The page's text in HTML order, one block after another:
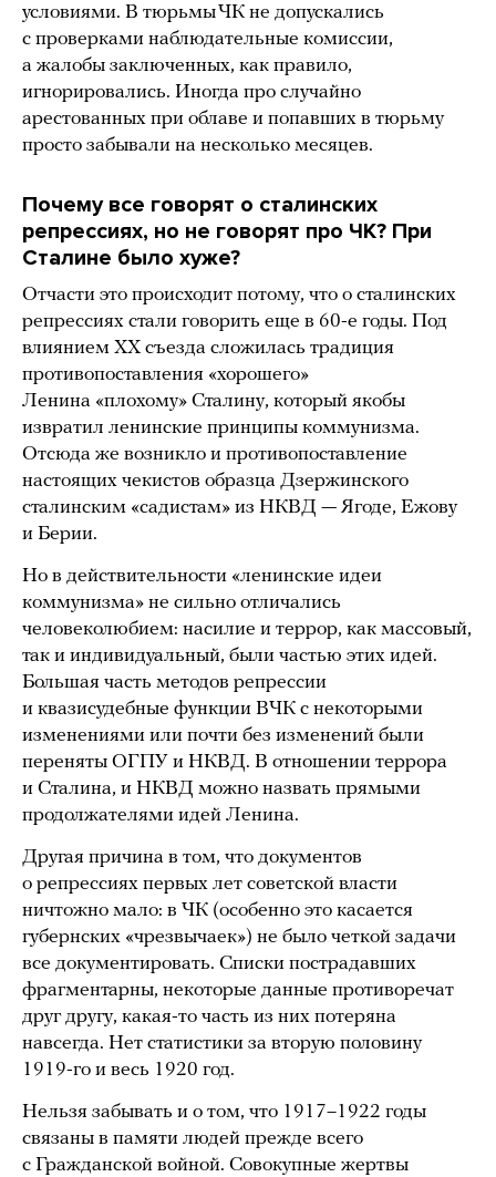
условиями. В тюрьмы ЧК не допускались
с проверками наблюдательные комиссии,
а жалобы заключенных, как правило,
игнорировались. Иногда про случайно
арестованных при облаве и попавших в тюрьму
просто забывали на несколько месяцев.
Почему все говорят о сталинских
репрессиях, но не говорят про ЧК? При
Сталине было хуже?
Отчасти это происходит потому, что о сталинских
репрессиях стали говорить еще в 60-е годы. Под
влиянием XX съезда сложилась традиция
противопоставления «хорошего»
Ленина «плохому» Сталину, который якобы
извратил ленинские принципы коммунизма.
Отсюда же возникло и противопоставление
настоящих чекистов образца Дзержинского
сталинским «садистам» из НКВД — Ягоде, Ежову
и Берии.
Но в действительности «ленинские идеи
коммунизма» не сильно отличались
человеколюбием: насилие и террор, как массовый,
так и индивидуальный, были частью этих идей.
Большая часть методов репрессии
и квазисудебные функции ВЧК с некоторыми
изменениями или почти без изменений были
переняты ОГПУ и НКВД. В отношении террора
и Сталина, и НКВД можно назвать прямыми
продолжателями идей Ленина.
Другая причина в том, что документов
о репрессиях первых лет советской власти
ничтожно мало: в ЧК (особенно это касается
губернских «чрезвычаек») не было четкой задачи
все документировать. Списки пострадавших
фрагментарны, некоторые данные противоречат
друг другу, какая-то часть из них потеряна
навсегда. Нет статистики за вторую половину
1919-го и весь 1920 год.
Нельзя забывать и о том, что 1917–1922 годы
связаны в памяти людей прежде всего
с Гражданской войной. Совокупные жертвы